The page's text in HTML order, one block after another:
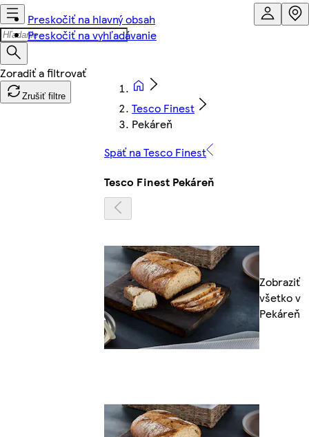
Preskočiť na hlavný obsah
Preskočiť na vyhľadávanie
Zrušiť filtre
Tesco Finest
Pekáreň
Späť na Tesco Finest
Tesco Finest Pekáreň
Zobraziť
všetko v
Pekáreň